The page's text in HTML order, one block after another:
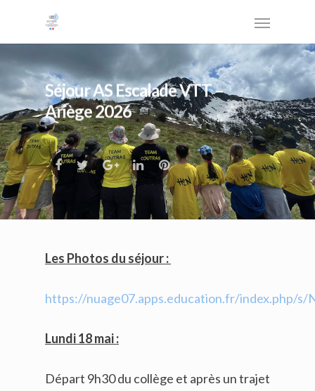
Séjour AS Escalade VTT –
Ariège 2026
Les Photos du séjour :
https://nuage07.apps.education.fr/index.php/s/
Lundi 18 mai :
Départ 9h30 du collège et après un trajet